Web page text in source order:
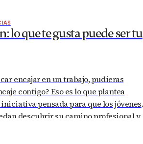
lo que te gusta puede ser tu
encajar en un trabajo, pudieras
contigo? Eso es lo que plantea
pensada para que los jóvenes
descubrir su camino profesional y,